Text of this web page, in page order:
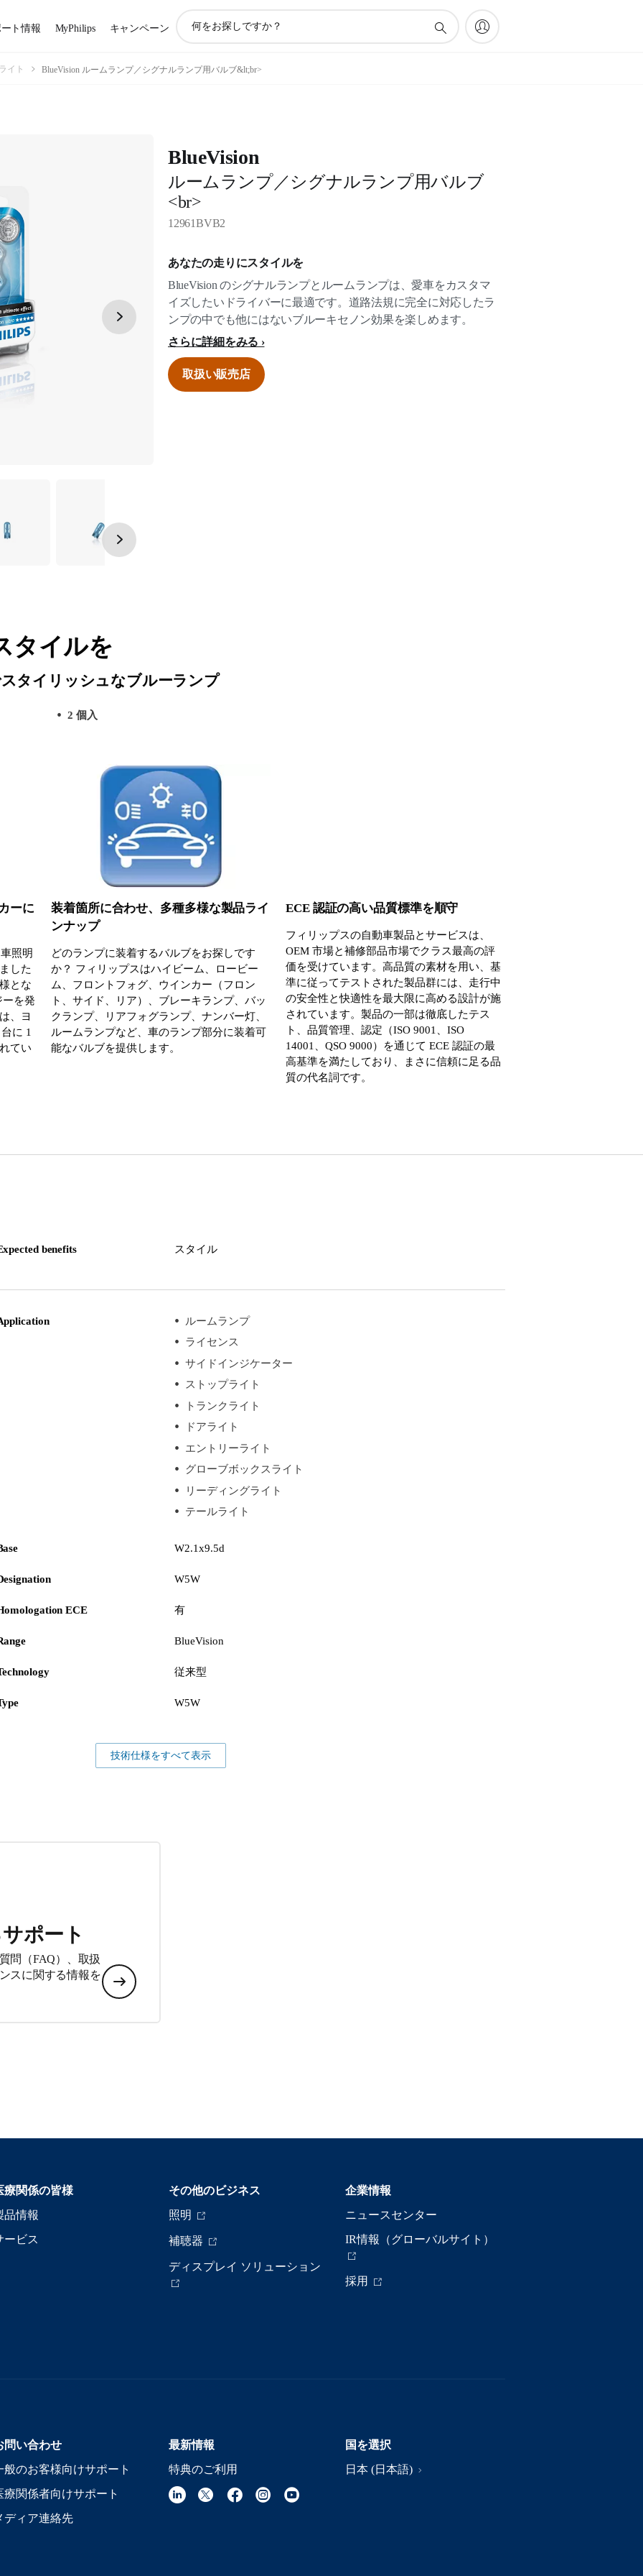
ト情報 MyPhilips キャンペーン
ン
索
イト BlueVision ルームランプ／シグナルランプ用バルブ&lt;br>
BlueVision
ルームランプ／シグナルランプ用バルブ
<br>
12961BVB2
あなたの走りにスタイルを
BlueVision のシグナルランプとルームランプは、愛車をカスタマ
イズしたいドライバーに最適です。道路法規に完全に対応したラ
ンプの中でも他にはないブルーキセノン効果を楽しめます。
さらに詳細をみる
取扱い販売店
タイルを
タイリッシュなブルーランプ
2 個入
ーに
照明
した
とな
を発
、ヨ
に 1
てい
装着箇所に合わせ、多種多様な製品ライ
ンナップ
どのランプに装着するバルブをお探しです
か？ フィリップスはハイビーム、ロービー
ム、フロントフォグ、ウインカー（フロン
ト、サイド、リア）、ブレーキランプ、バッ
クランプ、リアフォグランプ、ナンバー灯、
ルームランプなど、車のランプ部分に装着可
能なバルブを提供します。
ECE 認証の高い品質標準を順守
フィリップスの自動車製品とサービスは、
OEM 市場と補修部品市場でクラス最高の評
価を受けています。高品質の素材を用い、基
準に従ってテストされた製品群には、走行中
の安全性と快適性を最大限に高める設計が施
されています。製品の一部は徹底したテス
ト、品質管理、認定（ISO 9001、ISO
14001、QSO 9000）を通じて ECE 認証の最
高基準を満たしており、まさに信頼に足る品
質の代名詞です。
benefits スタイル
ルームランプ
ライセンス
サイドインジケーター
ストップライト
トランクライト
ドアライト
エントリーライト
グローブボックスライト
リーディングライト
テールライト
W2.1x9.5d
W5W
ECE 有
BlueVision
従来型
W5W
技術仕様をすべて表示
ポート
問（FAQ）、取扱
スに関する情報を
療関係の皆様
品情報
ービス
その他のビジネス
照明
補聴器
ディスプレイ ソリューション
企業情報
ニュースセンター
IR情報（グローバルサイト）
採用
問い合わせ
般のお客様向けサポート
療関係者向けサポート
ディア連絡先
最新情報
特典のご利用
国を選択
日本 (日本語)